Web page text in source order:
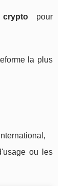
pour
la plus
ou les